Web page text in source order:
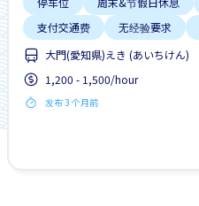
支付交通费
无经验要求
大門(愛知県)えき (あいちけん)
1,200 - 1,500/hour
发布 3 个月前